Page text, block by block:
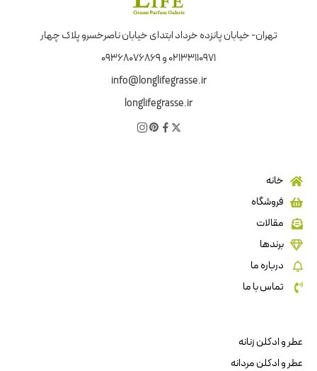
تهران- خیابان پانزده خرداد ابتدای خیابان ناصرخسرو پلاک چهار
02133110971 و 09368076869
info@longlifegrasse.ir
longlifegrasse.ir
خانه
فروشگاه
مقالات
برندها
درباره ما
تماس با ما
عطر و ادکلن زنانه
عطر و ادکلن مردانه